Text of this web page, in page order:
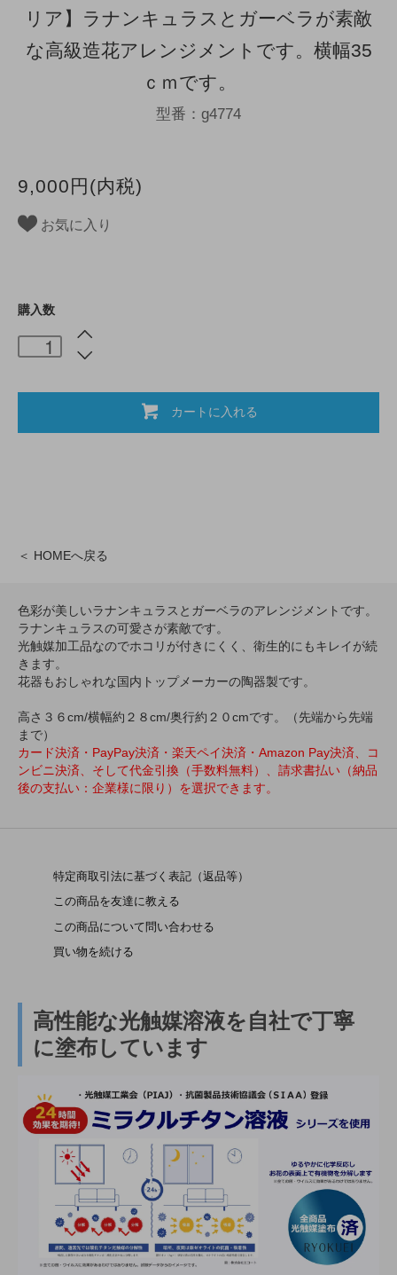
リア】ラナンキュラスとガーベラが素敵
な高級造花アレンジメントです。横幅35
ｃｍです。
型番：g4774
9,000円(内税)
お気に入り
購入数
カートに入れる
＜ HOMEへ戻る
色彩が美しいラナンキュラスとガーベラのアレンジメントです。
ラナンキュラスの可愛さが素敵です。
光触媒加工品なのでホコリが付きにくく、衛生的にもキレイが続
きます。
花器もおしゃれな国内トップメーカーの陶器製です。
高さ３６cm/横幅約２８cm/奥行約２０cmです。（先端から先端
まで）
カード決済・PayPay決済・楽天ペイ決済・Amazon Pay決済、コ
ンビニ決済、そして代金引換（手数料無料）、請求書払い（納品
後の支払い：企業様に限り）を選択できます。
特定商取引法に基づく表記（返品等）
この商品を友達に教える
この商品について問い合わせる
買い物を続ける
高性能な光触媒溶液を自社で丁寧
に塗布しています